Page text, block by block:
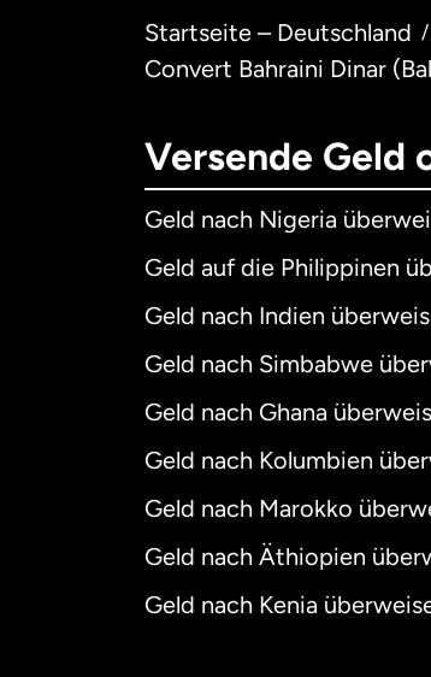
Startseite – Deutschland /
Convert Bahraini Dinar
Versende Geld
Geld nach Nigeria
Geld auf die Philippinen
Geld nach Indien
Geld nach Simbabwe
Geld nach Ghana
Geld nach Kolumbien
Geld nach Marokko
Geld nach Äthiopien
Geld nach Kenia